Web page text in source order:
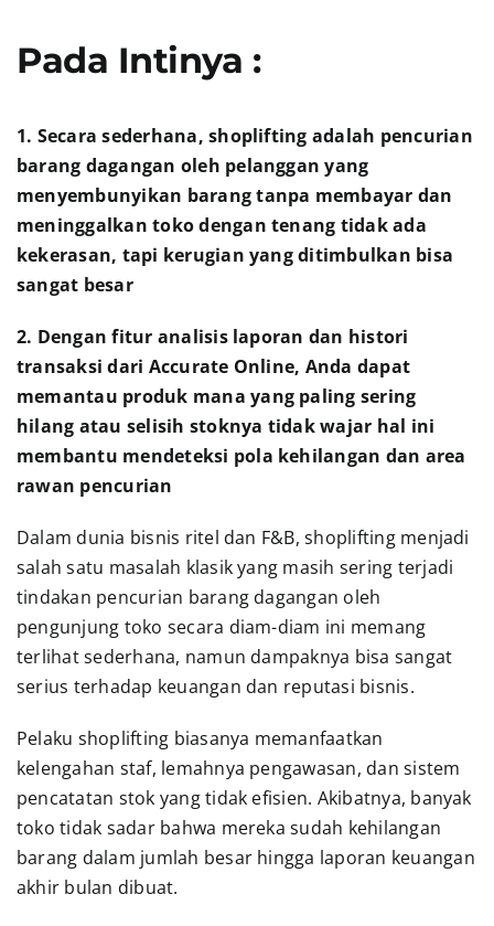
Pada Intinya :
1. Secara sederhana, shoplifting adalah pencurian
barang dagangan oleh pelanggan yang
menyembunyikan barang tanpa membayar dan
meninggalkan toko dengan tenang tidak ada
kekerasan, tapi kerugian yang ditimbulkan bisa
sangat besar
2. Dengan fitur analisis laporan dan histori
transaksi dari Accurate Online, Anda dapat
memantau produk mana yang paling sering
hilang atau selisih stoknya tidak wajar hal ini
membantu mendeteksi pola kehilangan dan area
rawan pencurian
Dalam dunia bisnis ritel dan F&B, shoplifting menjadi
salah satu masalah klasik yang masih sering terjadi
tindakan pencurian barang dagangan oleh
pengunjung toko secara diam-diam ini memang
terlihat sederhana, namun dampaknya bisa sangat
serius terhadap keuangan dan reputasi bisnis.
Pelaku shoplifting biasanya memanfaatkan
kelengahan staf, lemahnya pengawasan, dan sistem
pencatatan stok yang tidak efisien. Akibatnya, banyak
toko tidak sadar bahwa mereka sudah kehilangan
barang dalam jumlah besar hingga laporan keuangan
akhir bulan dibuat.